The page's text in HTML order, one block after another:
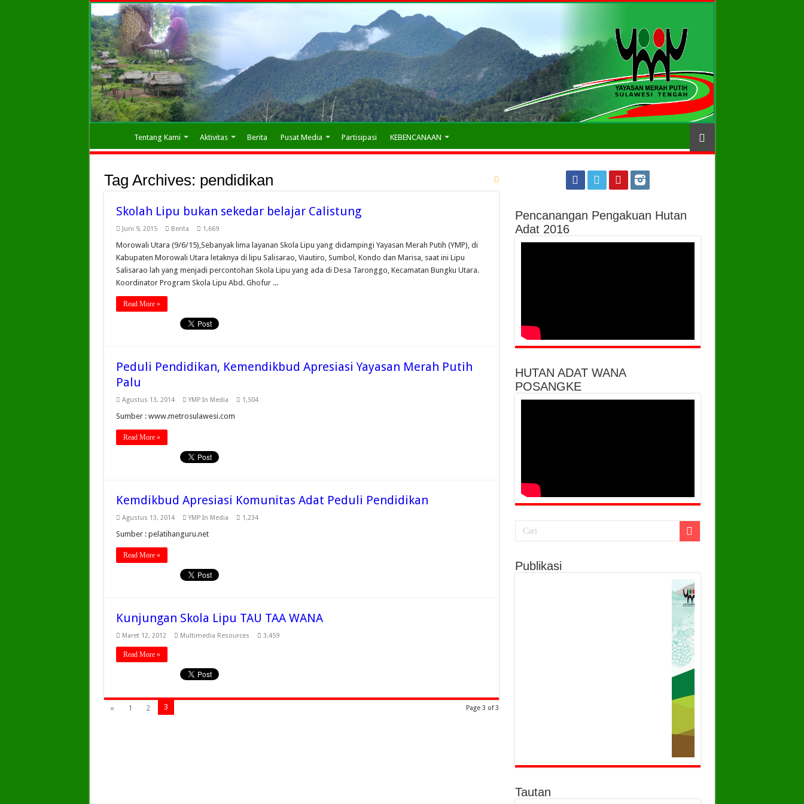
Tentang Kami Aktivitas Berita Pusat Media Partisipasi KEBENCANAAN
Tag Archives: pendidikan
Skolah Lipu bukan sekedar belajar Calistung
Juni 9, 2015 Berita 1,669
Morowali Utara (9/6/15),Sebanyak lima layanan Skola Lipu yang didampingi Yayasan Merah Putih (YMP), di
Kabupaten Morowali Utara letaknya di lipu Salisarao, Viautiro, Sumbol, Kondo dan Marisa, saat ini Lipu
Salisarao lah yang menjadi percontohan Skola Lipu yang ada di Desa Taronggo, Kecamatan Bungku Utara.
Koordinator Program Skola Lipu Abd. Ghofur ...
Read More »
Peduli Pendidikan, Kemendikbud Apresiasi Yayasan Merah Putih
Palu
Agustus 13, 2014 YMP In Media 1,504
Sumber : www.metrosulawesi.com
Read More »
Kemdikbud Apresiasi Komunitas Adat Peduli Pendidikan
Agustus 13, 2014 YMP In Media 1,234
Sumber : pelatihanguru.net
Read More »
Kunjungan Skola Lipu TAU TAA WANA
Maret 12, 2012 Multimedia Resources 3,459
Read More »
Page 3 of 3
« 1 2 3
Pencanangan Pengakuan Hutan
Adat 2016
HUTAN ADAT WANA
POSANGKE
Publikasi
Tautan